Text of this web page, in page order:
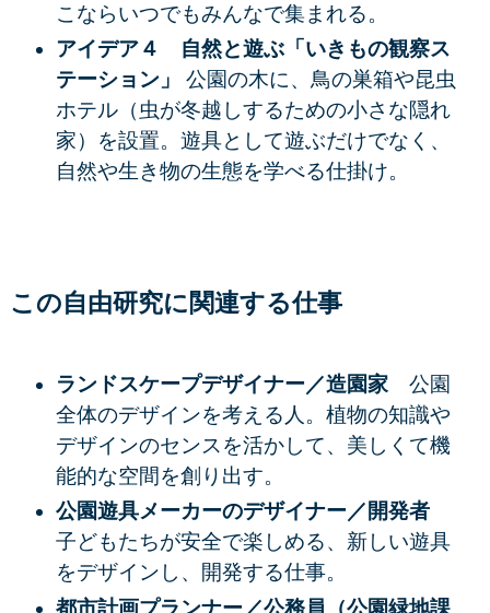
こならいつでもみんなで集まれる。
アイデア４ 自然と遊ぶ「いきもの観察ス
テーション」
公園の木に、鳥の巣箱や昆虫
ホテル（虫が冬越しするための小さな隠れ
家）を設置。遊具として遊ぶだけでなく、
自然や生き物の生態を学べる仕掛け。
この自由研究に関連する仕事
ランドスケープデザイナー／造園家 公園
全体のデザインを考える人。植物の知識や
デザインのセンスを活かして、美しくて機
能的な空間を創り出す。
公園遊具メーカーのデザイナー／開発者
子どもたちが安全で楽しめる、新しい遊具
をデザインし、開発する仕事。
都市計画プランナー／公務員（公園緑地課